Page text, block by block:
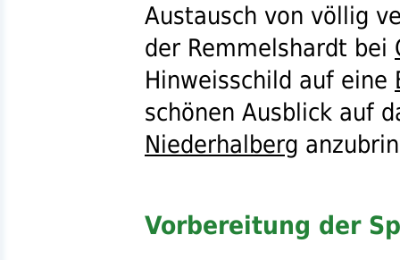
Austausch von völlig
der Remmelshardt bei
Hinweisschild auf eine
schönen Ausblick auf
Niederhalberg
Vorbereitung der